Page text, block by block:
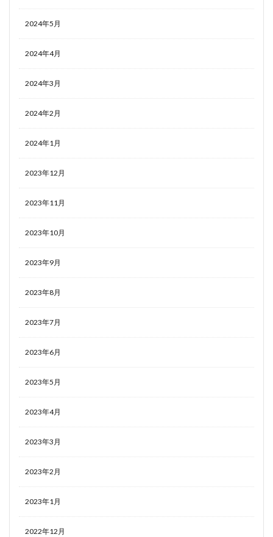
2024年5月
2024年4月
2024年3月
2024年2月
2024年1月
2023年12月
2023年11月
2023年10月
2023年9月
2023年8月
2023年7月
2023年6月
2023年5月
2023年4月
2023年3月
2023年2月
2023年1月
2022年12月